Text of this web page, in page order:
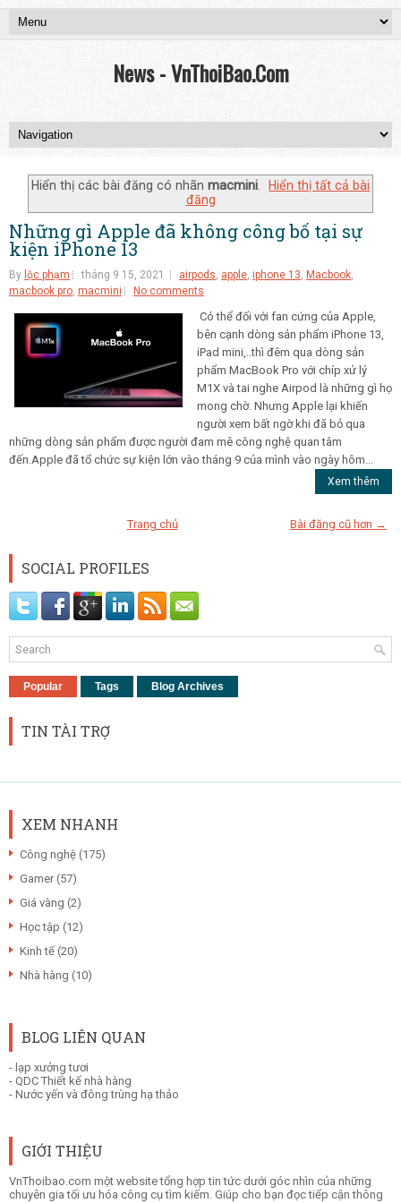
News - VnThoiBao.Com
Hiển thị các bài đăng có nhãn macmini.
Hiển thị tất cả bài
đăng
Những gì Apple đã không công bố tại sự
kiện iPhone 13
By lộc phạm tháng 9 15, 2021 airpods apple iphone 13 Macbook
macbook pro macmini No comments
Có thể đối với fan cứng của Apple,
bên cạnh dòng sản phẩm iPhone 13,
iPad mini,..thì đêm qua dòng sản
phẩm MacBook Pro với chíp xử lý
M1X và tai nghe Airpod là những gì họ
mong chờ. Nhưng Apple lại khiến
người xem bất ngờ khi đã bỏ qua
những dòng sản phẩm được người đam mê công nghệ quan tâm
đến.Apple đã tổ chức sự kiện lớn vào tháng 9 của mình vào ngày hôm...
Xem thêm
Bài đăng cũ hơn →
Trang chủ
SOCIAL PROFILES
Popular Tags Blog Archives
TIN TÀI TRỢ
XEM NHANH
Công nghệ (175)
Gamer (57)
Giá vàng (2)
Học tập (12)
Kinh tế (20)
Nhà hàng (10)
BLOG LIÊN QUAN
- lạp xưởng tươi
- QDC Thiết kế nhà hàng
- Nước yến và đông trùng hạ thảo
GIỚI THIỆU
VnThoibao.com một website tổng hợp tin tức dưới góc nhìn của những
chuyên gia tối ưu hóa công cụ tìm kiếm. Giúp cho bạn đọc tiếp cận thông